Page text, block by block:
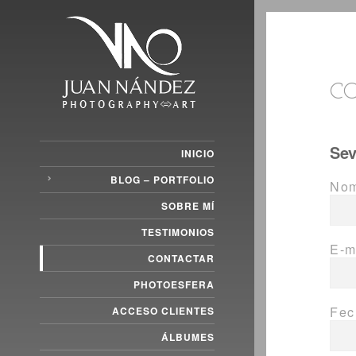
INICIO
BLOG – PORTFOLIO
SOBRE MÍ
TESTIMONIOS
CONTACTAR
PHOTOESFERA
ACCESO CLIENTES
ÁLBUMES
E-